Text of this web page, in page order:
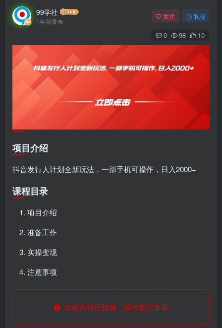
99学社
1年前发布
关注 私信
0 98 10
项目介绍
抖音发行人计划全新玩法，一部手机可操作，日入2000+
课程目录
项目介绍
准备工作
实操变现
注意事项
此处内容已隐藏，请付费后查看